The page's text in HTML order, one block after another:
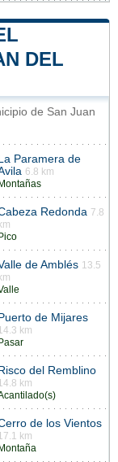
DEL
de San Juan
Paramera de
6.8 km
Montañas
Redonda 7.8
km
Pico
de Amblés 13.5
km
de Mijares
km
Pasar
del Remblino
km
de los Vientos
km
Montaña